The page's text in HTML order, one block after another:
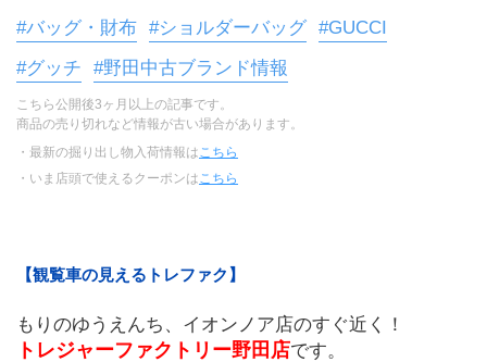
#バッグ・財布 #ショルダーバッグ #GUCCI
#グッチ
#野田中古ブランド情報
こちら公開後3ヶ月以上の記事です。
商品の売り切れなど情報が古い場合があります。
・最新の掘り出し物入荷情報は こちら
・いま店頭で使えるクーポンは こちら
【観覧車の見えるトレファク】
もりのゆうえんち、イオンノア店のすぐ近く！
トレジャーファクトリー野田店です。